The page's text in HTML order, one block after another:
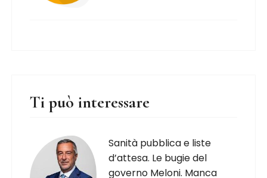
Ti può interessare
Sanità pubblica e liste
d’attesa. Le bugie del
governo Meloni. Manca